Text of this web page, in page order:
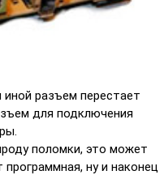
иной разъем перестает
для подключения
поломки, это может
ну и наконец